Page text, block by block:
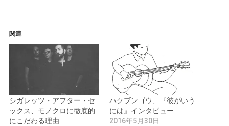
関連
シガレッツ・アフター・セ
ックス、モノクロに徹底的
にこだわる理由
ハクブンゴウ、『彼がいう
には』インタビュー
2016年5月30日